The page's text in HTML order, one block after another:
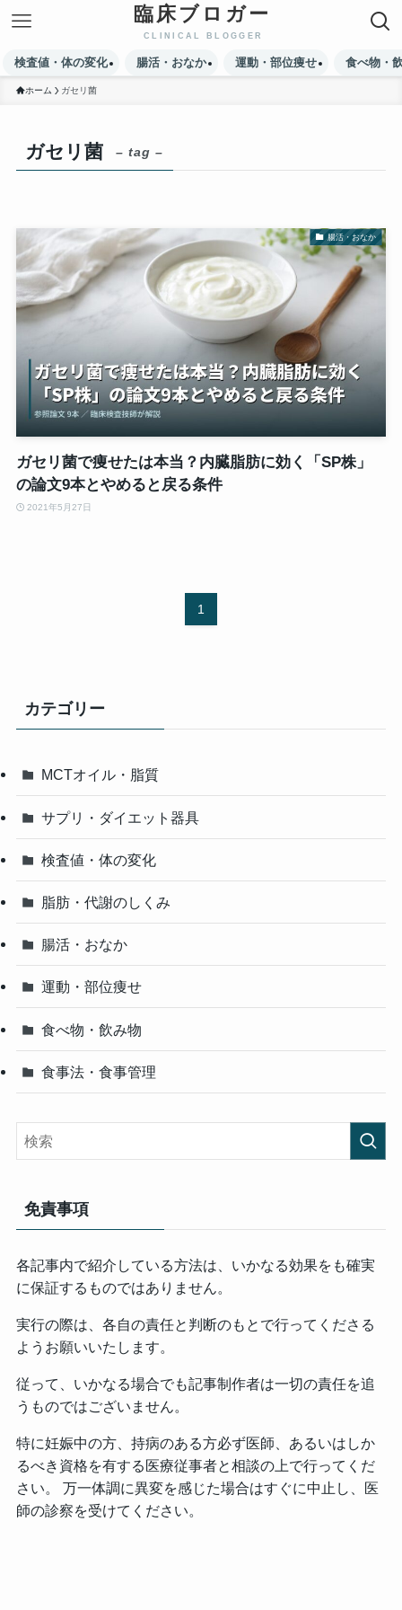
臨床ブロガー
検査値・体の変化 腸活・おなか 運動・部位痩せ 食べ物・
ホーム ガセリ菌
ガセリ菌 – tag –
腸活・おなか
ガセリ菌で痩せたは本当？内臓脂肪に効く「SP株」
の論文9本とやめると戻る条件
2021年5月27日
1
カテゴリー
MCTオイル・脂質
サプリ・ダイエット器具
検査値・体の変化
脂肪・代謝のしくみ
腸活・おなか
運動・部位痩せ
食べ物・飲み物
食事法・食事管理
免責事項
各記事内で紹介している方法は、いかなる効果をも確実
に保証するものではありません。
実行の際は、各自の責任と判断のもとで行ってくださる
ようお願いいたします。
従って、いかなる場合でも記事制作者は一切の責任を追
うものではございません。
特に妊娠中の方、持病のある方必ず医師、あるいはしか
るべき資格を有する医療従事者と相談の上で行ってくだ
さい。 万一体調に異変を感じた場合はすぐに中止し、医
師の診察を受けてください。